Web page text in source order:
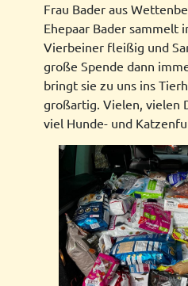
Frau Bader aus
Ehepaar Bader sammelt
Vierbeiner fleißig und
große Spende dann
bringt sie zu uns ins
großartig. Vielen, vielen
viel Hunde- und